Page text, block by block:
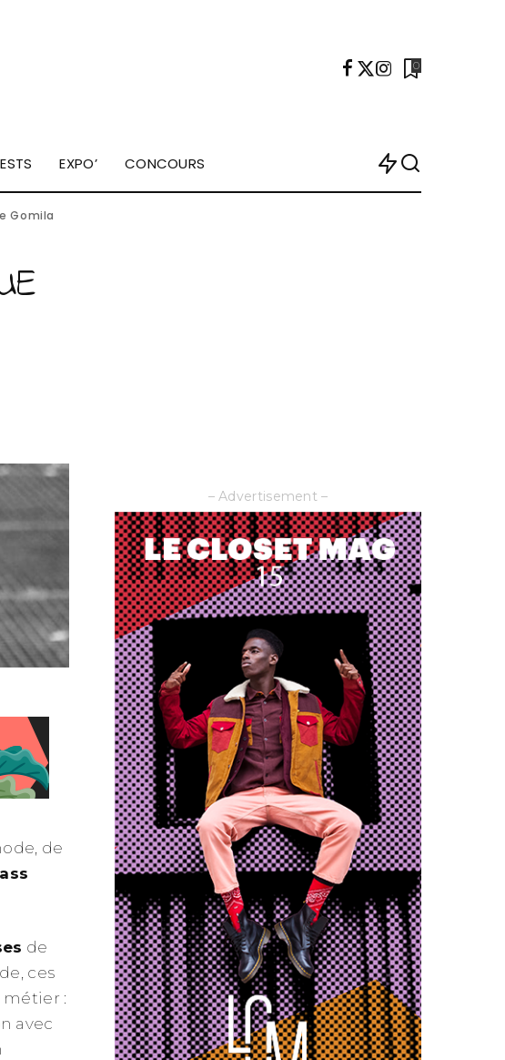
0
EXPO’ CONCOURS
Gomila
de
de
ces
:
avec
– Advertisement –